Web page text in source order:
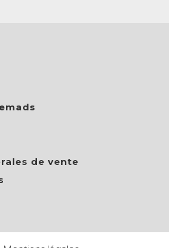
de vente